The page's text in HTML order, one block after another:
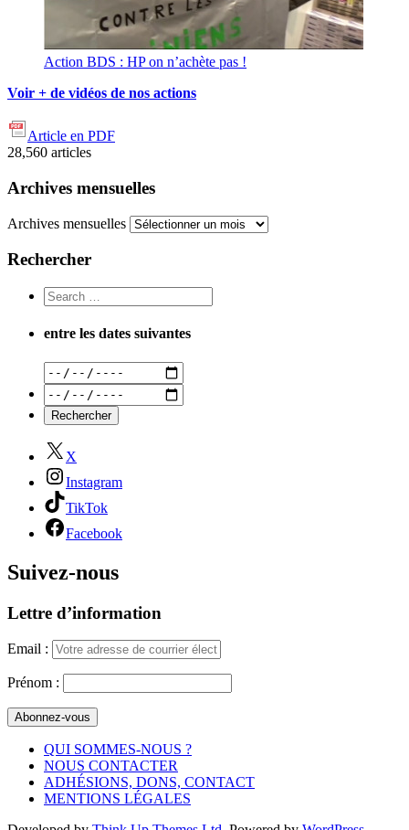
Action BDS : HP on n’achète pas !
Voir + de vidéos de nos actions
Article en PDF
28,560 articles
Archives mensuelles
Archives mensuelles
Rechercher
entre les dates suivantes
X
Instagram
TikTok
Facebook
Suivez-nous
Lettre d’information
Email :
Prénom :
QUI SOMMES-NOUS ?
NOUS CONTACTER
ADHÉSIONS, DONS, CONTACT
MENTIONS LÉGALES